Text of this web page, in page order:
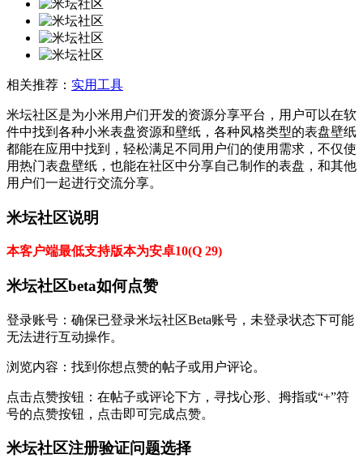
相关推荐： 实用工具
米坛社区是为小米用户们开发的资源分享平台，用户可以在软
件中找到各种小米表盘资源和壁纸，各种风格类型的表盘壁纸
都能在应用中找到，轻松满足不同用户们的使用需求，不仅使
用热门表盘壁纸，也能在社区中分享自己制作的表盘，和其他
用户们一起进行交流分享。
米坛社区说明
本客户端最低支持版本为安卓10(Q 29)
米坛社区beta如何点赞
‌登录账号‌：确保已登录米坛社区Beta账号，未登录状态下可能
无法进行互动操作。‌‌
‌浏览内容‌：找到你想点赞的帖子或用户评论。
‌点击点赞按钮‌：在帖子或评论下方，寻找心形、拇指或“+”符
号的点赞按钮，点击即可完成点赞。‌‌
米坛社区注册验证问题选择